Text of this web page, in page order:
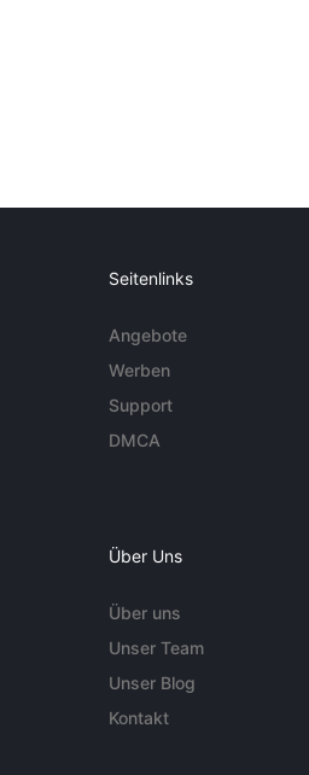
Seitenlinks
Angebote
Werben
Support
DMCA
Über Uns
Über uns
Unser Team
Unser Blog
Kontakt